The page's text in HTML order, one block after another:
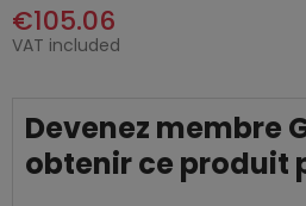
€105.06
VAT included
Devenez membre
obtenir ce produit